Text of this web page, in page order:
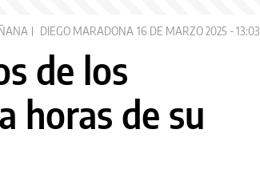
DIEGO MARADONA 16 DE MARZO 2025 - 13:03
de los
horas de su